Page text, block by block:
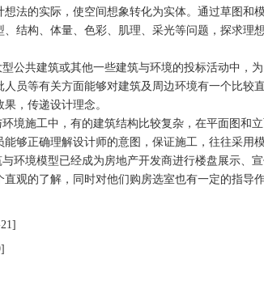
法的实际，使空间想象转化为实体。通过草图和
结构、体量、色彩、肌理、采光等问题，探求理
型公共建筑或其他一些建筑与环境的投标活动中，
员等有关方面能够对建筑及周边环境有一个比较
，传递设计理念。
环境施工中，有的建筑结构比较复杂，在平面图和
够正确理解设计师的意图，保证施工，往往采用
与环境模型已经成为房地产开发商进行楼盘展示、
观的了解，同时对他们购房选室也有一定的指导